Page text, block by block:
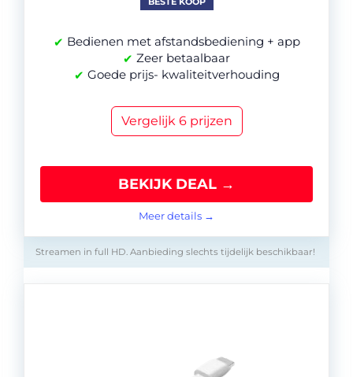
✔ Bedienen met afstandsbediening + app
✔ Zeer betaalbaar
✔ Goede prijs- kwaliteitverhouding
Vergelijk 6 prijzen
BEKIJK DEAL →
Meer details →
Streamen in full HD. Aanbieding slechts tijdelijk beschikbaar!